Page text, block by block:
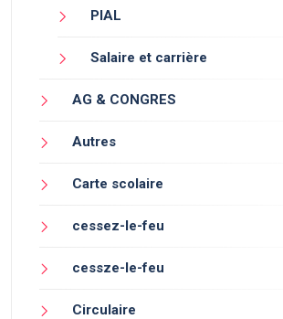
PIAL
Salaire et carrière
AG & CONGRES
Autres
Carte scolaire
cessez-le-feu
cessze-le-feu
Circulaire